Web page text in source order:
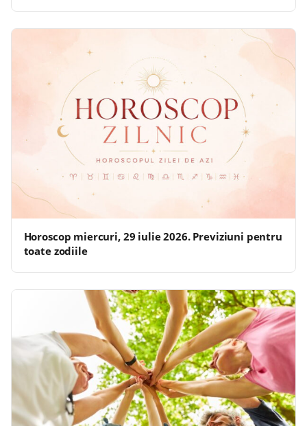
Horoscop miercuri, 29 iulie 2026. Previziuni pentru
toate zodiile